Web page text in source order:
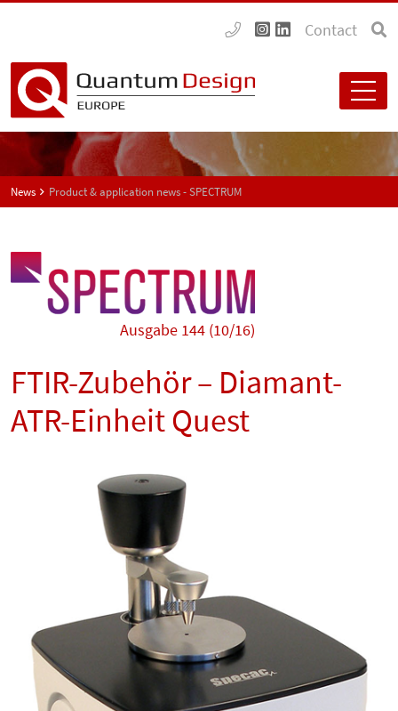
Contact
News Product & application news - SPECTRUM
Ausgabe 144 (10/16)
FTIR-Zubehör – Diamant-
ATR-Einheit Quest